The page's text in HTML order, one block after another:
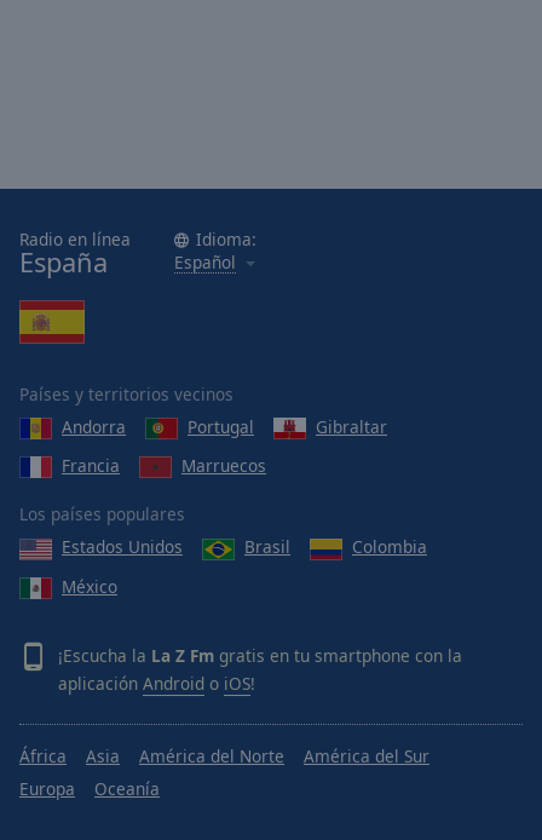
Radio en línea
España
Idioma:
Español
Países y territorios vecinos
Andorra
Portugal
Gibraltar
Francia
Marruecos
Los países populares
Estados Unidos
Brasil
Colombia
México
¡Escucha la La Z Fm gratis en tu smartphone con la
aplicación Android o iOS!
África Asia América del Norte
América del Sur
Europa
Oceanía